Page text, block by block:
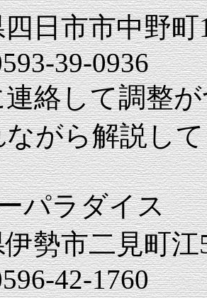
日市市中野町
39-0936
絡して調整が
がら解説し
パラダイス
勢市二見町江
42-1760